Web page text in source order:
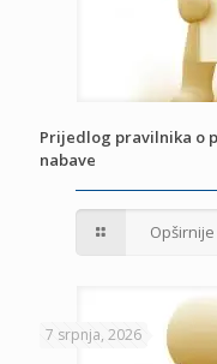
Prijedlog pravilnika o
nabave
Opširnije
7 srpnja, 2026